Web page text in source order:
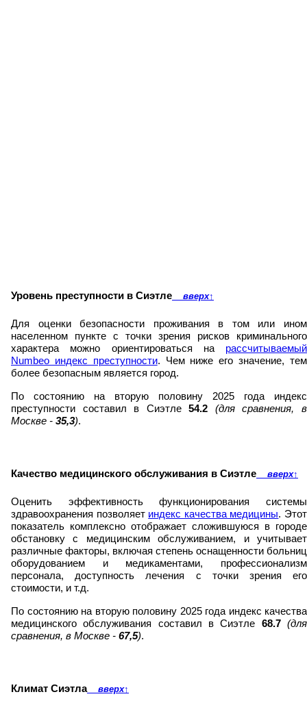
Уровень преступности в Сиэтле вверх↑
Для оценки безопасности проживания в том или ином
населенном пункте с точки зрения рисков криминального
характера можно ориентироваться на рассчитываемый
Numbeo индекс преступности. Чем ниже его значение, тем
более безопасным является город.
По состоянию на вторую половину 2025 года индекс
преступности составил в Сиэтле54.2
(для сравнения, в
Москве - 35,3).
Качество медицинского обслуживания в Сиэтле вверх↑
Оценить эффективность функционирования системы
здравоохранения позволяет индекс качества медицины. Этот
показатель комплексно отображает сложившуюся в городе
обстановку с медицинским обслуживанием, и учитывает
различные факторы, включая степень оснащенности больниц
оборудованием и медикаментами, профессионализм
персонала, доступность лечения с точки зрения его
стоимости, и т.д.
По состоянию на вторую половину 2025 года индекс качества
медицинского обслуживания составил в Сиэтле 68.7 (для
сравнения, в Москве - 67,5).
Климат Сиэтлавверх↑